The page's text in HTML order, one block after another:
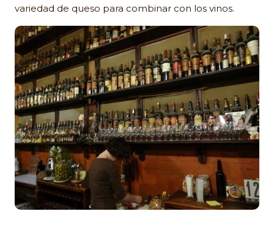
variedad de queso para combinar con los vinos.